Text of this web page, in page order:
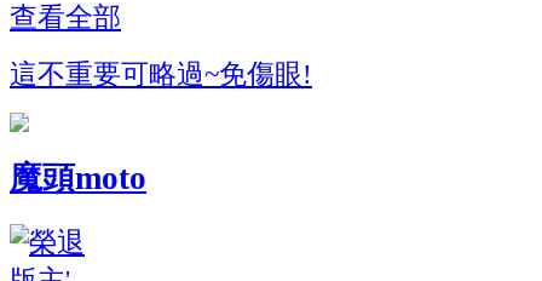
查看全部
這不重要可略過~免傷眼!
魔頭moto